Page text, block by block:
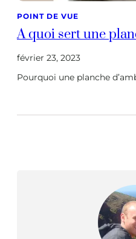
POINT DE VUE
A quoi sert une
février 23, 2023
Pourquoi une planche